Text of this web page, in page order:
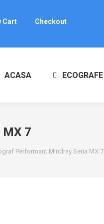
Cart Checkout
ACASA ECOGRAFE
7
Performant Mindray Seria MX 7